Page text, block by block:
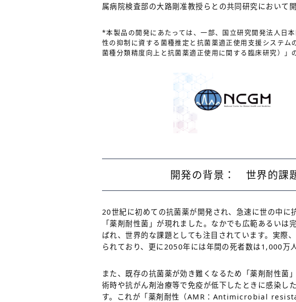
属病院検査部の大路剛准教授らとの共同研究において
*本製品の開発にあたっては、一部、国立研究開発法人日
性の抑制に資する菌種推定と抗菌薬適正使用支援システ
菌種分類精度向上と抗菌薬適正使用に関する臨床研究）」
開発の背景： 世界的課
20世紀に初めての抗菌薬が開発され、急速に世の中に
「薬剤耐性菌」が現れました。なかでも広範あるい
ばれ、世界的な課題としても注目されています。実際
られており、更に2050年には年間の死者数は1,000万
また、既存の抗菌薬が効き難くなるため「薬剤耐性菌
術時や抗がん剤治療等で免疫が低下したときに感染し
す。これが「薬剤耐性（AMR：Antimicrobial